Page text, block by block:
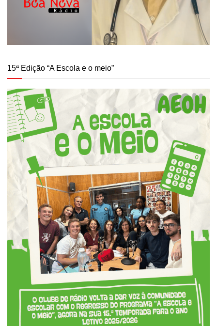
15ª Edição “A Escola e o meio”